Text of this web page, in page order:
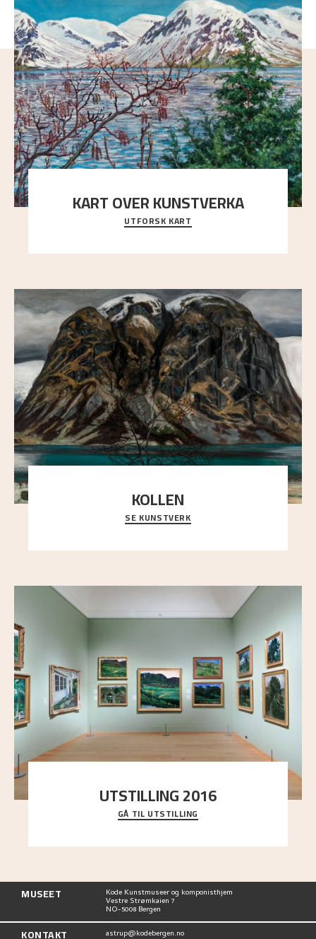
KART OVER KUNSTVERKA
Utforsk stedene og utsiktene i Astrups malerier
UTFORSK KART
KOLLEN
Et ruvende fjell dominerer bildeflaten, og står i
sterk kontrast til det spinkle rognetreet ute
SE KUNSTVERK
UTSTILLING 2016
En komplett oversikt over Nikolai Astrups
utstillinger, fra debuten i 1900 og frem til i dag.
GÅ TIL UTSTILLING
MUSEET Kode Kunstmuseer og komponisthjem
Vestre Strømkaien 7
NO-5008 Bergen
KONTAKT astrup@kodebergen.no